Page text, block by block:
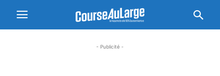
- Publicité -